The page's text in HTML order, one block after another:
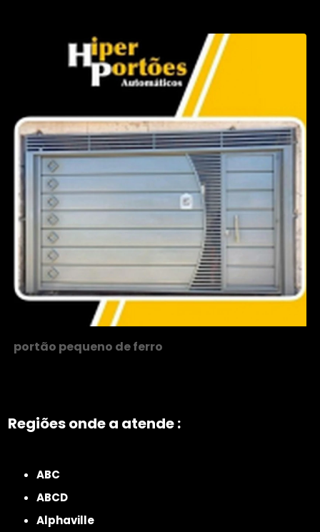
portão pequeno de ferro
Regiões onde a atende :
ABC
ABCD
Alphaville